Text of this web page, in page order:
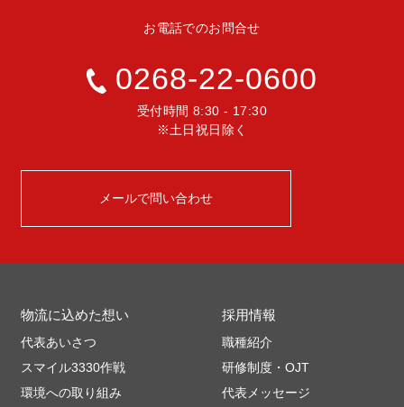
お電話でのお問合せ
0268-22-0600
受付時間 8:30 - 17:30
※土日祝日除く
メールで問い合わせ
物流に込めた想い
代表あいさつ
スマイル3330作戦
環境への取り組み
採用情報
職種紹介
研修制度・OJT
代表メッセージ